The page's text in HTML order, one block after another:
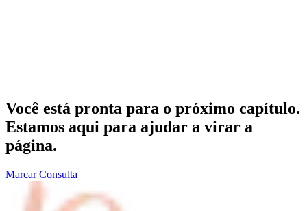
Você está pronta para o próximo capítulo.
Estamos aqui para ajudar a virar a
página.
Marcar Consulta